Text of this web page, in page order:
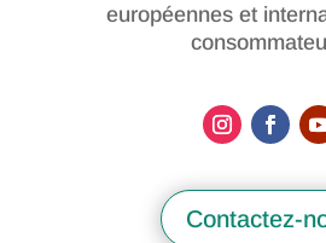
européennes et
Contactez-